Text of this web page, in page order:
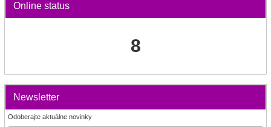
Online status
8
Newsletter
Odoberajte aktuálne novinky